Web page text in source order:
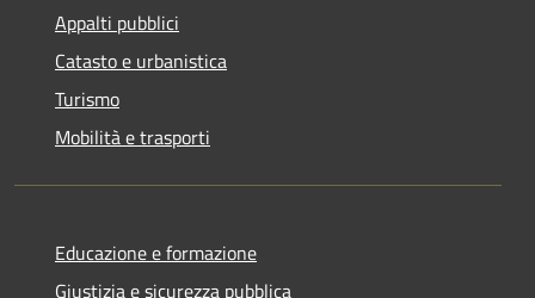
Appalti pubblici
Catasto e urbanistica
Turismo
Mobilità e trasporti
Educazione e formazione
Giustizia e sicurezza pubblica